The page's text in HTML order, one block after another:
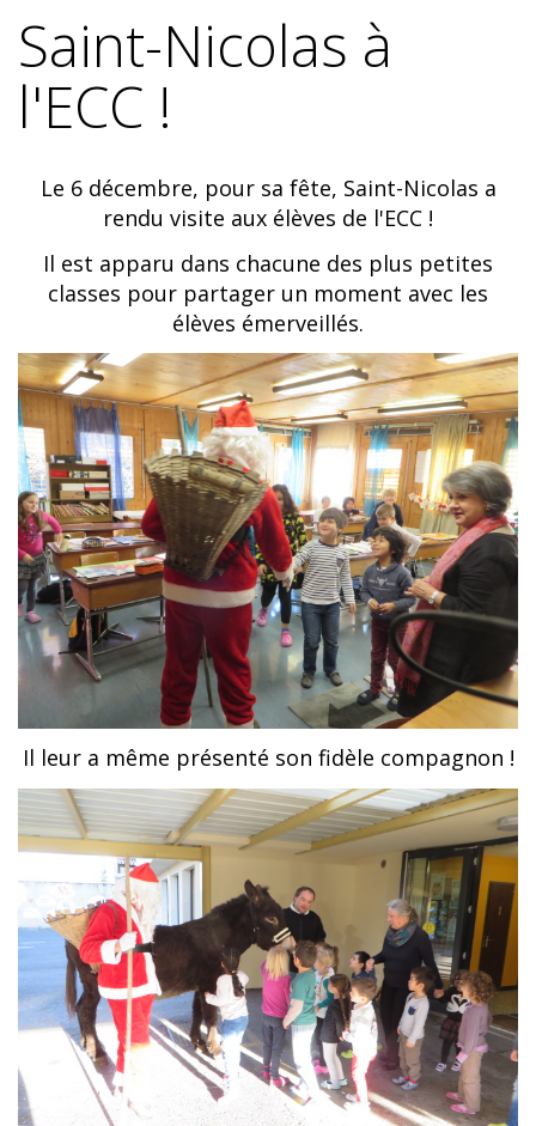
Saint-Nicolas à
l'ECC !
Le 6 décembre, pour sa fête, Saint-Nicolas a
rendu visite aux élèves de l'ECC !
Il est apparu dans chacune des plus petites
classes pour partager un moment avec les
élèves émerveillés.
Il leur a même présenté son fidèle compagnon !